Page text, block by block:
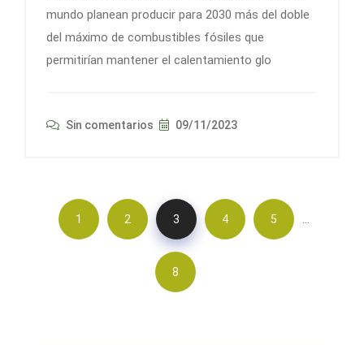
mundo planean producir para 2030 más del doble
del máximo de combustibles fósiles que
permitirían mantener el calentamiento glo
Sin comentarios 09/11/2023
1 2 3 4 5 …
8